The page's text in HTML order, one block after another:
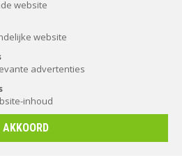
website
website
advertenties
inhoud
AKKOORD
US
All rights reserved.